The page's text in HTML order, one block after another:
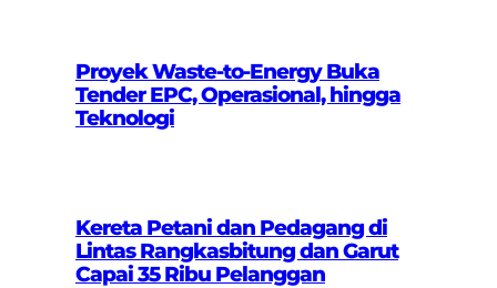
Proyek Waste-to-Energy Buka
Tender EPC, Operasional, hingga
Teknologi
Kereta Petani dan Pedagang di
Lintas Rangkasbitung dan Garut
Capai 35 Ribu Pelanggan